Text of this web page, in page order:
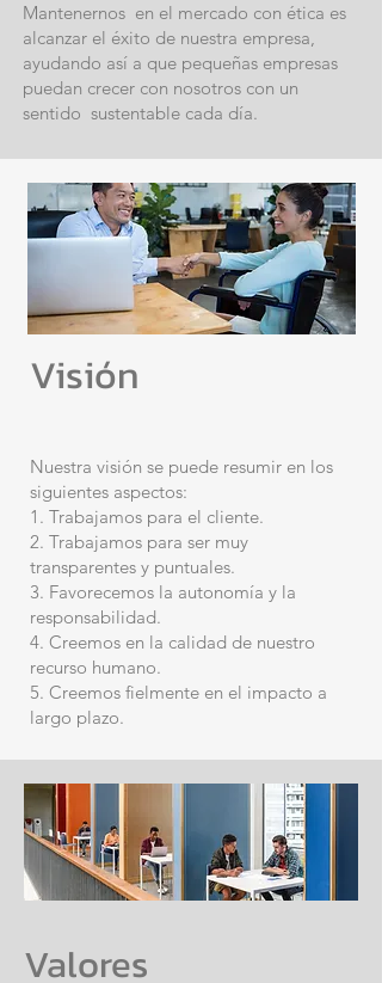
Mantenernos en el mercado con ética es
alcanzar el éxito de nuestra empresa,
ayudando así a que pequeñas empresas
puedan crecer con nosotros con un
sentido sustentable cada día.
Visión
Nuestra visión se puede resumir en los
siguientes aspectos:
1. Trabajamos para el cliente.
2. Trabajamos para ser muy
transparentes y puntuales.
3. Favorecemos la autonomía y la
responsabilidad.
4. Creemos en la calidad de nuestro
recurso humano.
5. Creemos fielmente en el impacto a
largo plazo.
Valores